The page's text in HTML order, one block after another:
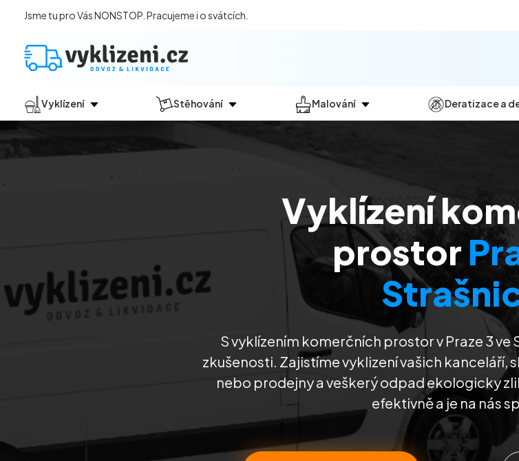
Jsme tu pro Vás NONSTOP. Pracujeme i o svátcích.
Vyklízení
Vyklízení pozůstalostí
Vyklízení domů
Vyklízení sklepů a garáží
Vyklízení zahrad
Likvidace eternitu
Stěhování Malování
Malování bytů
Malování kanceláří
Malování komerčních prostor
Deratizace a
Dezinsekce
Vyklízení
prostor
S vyklízením komerčních prostor v Praze 3
zkušenosti. Zajistíme vyklizení vašich kanceláří,
nebo prodejny a veškerý odpad ekologicky
efektivně a je na nás